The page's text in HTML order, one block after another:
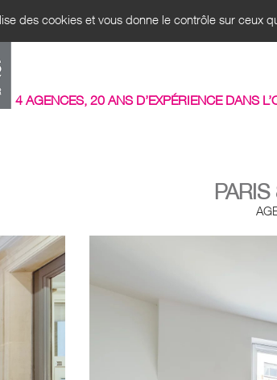
des cookies et vous donne le contrôle sur ceux
4 AGENCES, 20 ANS D’EXPÉRIENCE DANS